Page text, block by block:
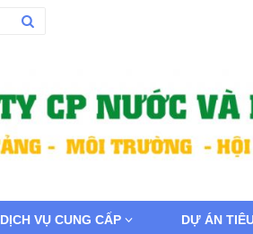
DỊCH VỤ CUNG CẤP DỰ ÁN